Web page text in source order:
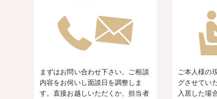
まずはお問い合わせ下さい。ご相談
内容をお伺いし面談日を調整しま
す。直接お越しいただくか、担当者
ご本人様の
グさせてい
入居した場